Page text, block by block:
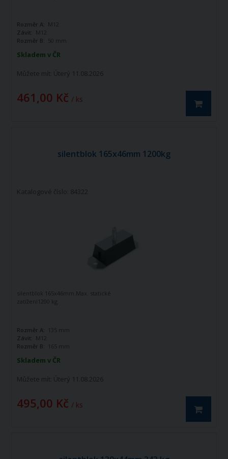
Skladem v ČR
Můžete mít: Úterý 11.08.2026
461,00 Kč / ks
Rozměr A: M12
Závit: M12
Rozměr B:
50 mm
silentblok 165x46mm 1200kg
Katalogové číslo: 84322
Skladem v ČR
Můžete mít: Úterý 11.08.2026
495,00 Kč / ks
silentblok 165x46mm.Max. statické
zatížení1200 kg.
Rozměr A:
135 mm
Závit: M12
Rozměr B:
165 mm